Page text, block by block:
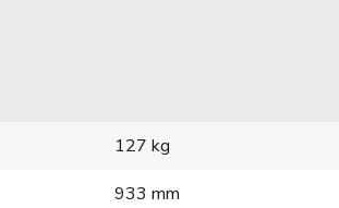
127 kg
933 mm